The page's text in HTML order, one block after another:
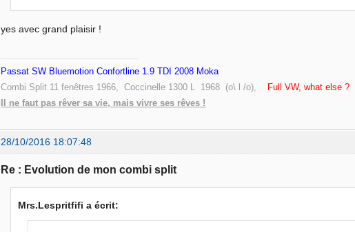
yes avec grand plaisir !
Passat SW Bluemotion Confortline 1.9 TDI 2008 Moka
Combi Split 11 fenêtres 1966, Coccinelle 1300 L 1968 (o\ l /o),
Full VW, what else ?
Il ne faut pas rêver sa vie, mais vivre ses rêves !
28/10/2016 18:07:48
Re : Evolution de mon combi split
Mrs.Lespritfifi a écrit: